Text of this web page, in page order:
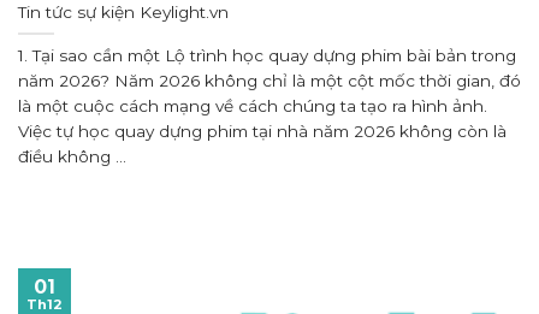
Tin tức sự kiện Keylight.vn
1. Tại sao cần một Lộ trình học quay dựng phim bài bản trong
năm 2026? Năm 2026 không chỉ là một cột mốc thời gian, đó
là một cuộc cách mạng về cách chúng ta tạo ra hình ảnh.
Việc tự học quay dựng phim tại nhà năm 2026 không còn là
điều không ...
01
Th12